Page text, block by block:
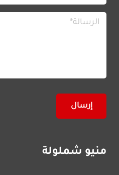
منيو شملولة